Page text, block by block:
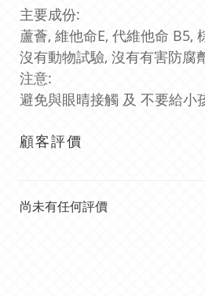
主要成份:
蘆薈, 維他命E, 代維他命 B5,
沒有動物試驗, 沒有有害防腐
注意:
避免與眼晴接觸 及 不要給小
顧客評價
尚未有任何評價